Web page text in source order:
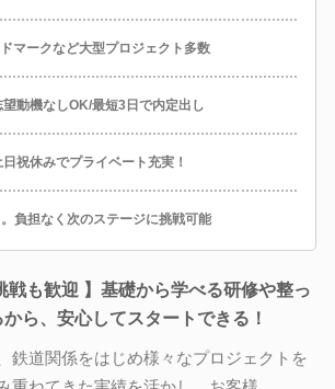
マークなど大型プロジェクト多数
望動機なしOK/最短3日で内定出し
祝休みでプライベート充実！
負担なく次のステージに挑戦可能
戦も歓迎 】基礎から学べる研修や整っ
ら、安心してスタートできる！
鉄道関係をはじめ様々なプロジェクトを